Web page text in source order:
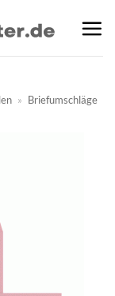
» Briefumschläge